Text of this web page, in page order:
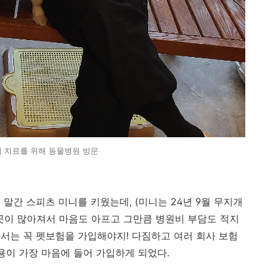
치료를 위해 동물병원 방문
간 스피츠 미니를 키웠는데, (미니는 24년 9월 무지개
많아져서 마음도 아프고 그만큼 병원비 부담도 적지
는 꼭 펫보험을 가입해야지! 다짐하고 여러 회사 보험
가장 마음에 들어 가입하게 되었다.